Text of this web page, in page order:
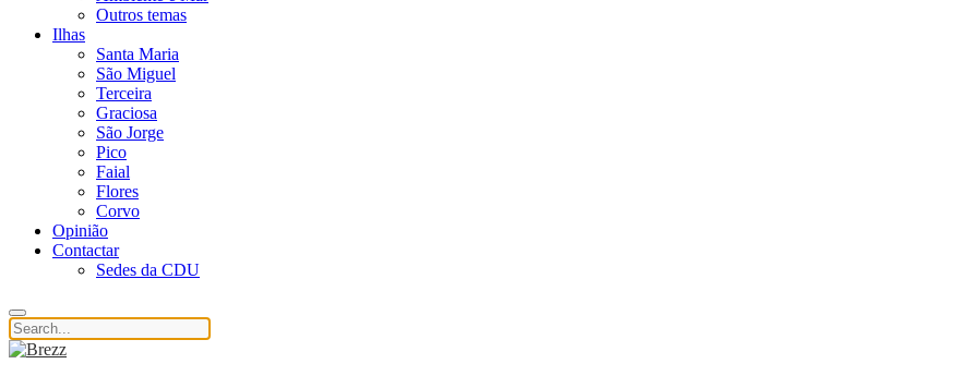
Outros temas
Ilhas
Santa Maria
São Miguel
Terceira
Graciosa
São Jorge
Pico
Faial
Flores
Corvo
Opinião
Contactar
Sedes da CDU